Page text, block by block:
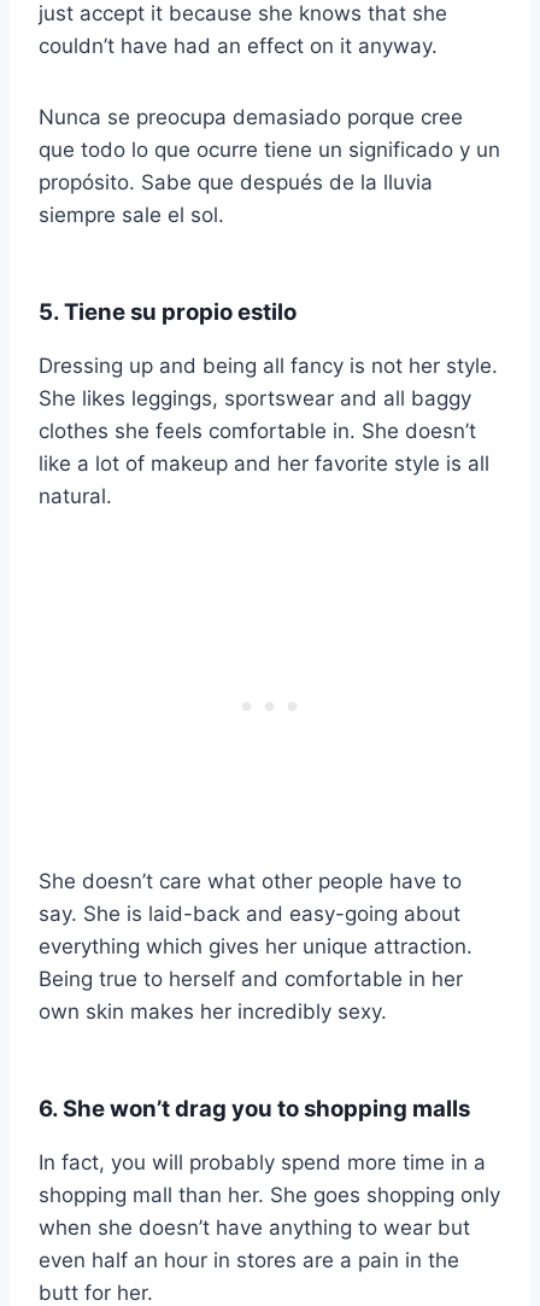
just accept it because she knows that she
couldn’t have had an effect on it anyway.
Nunca se preocupa demasiado porque cree
que todo lo que ocurre tiene un significado y un
propósito. Sabe que después de la lluvia
siempre sale el sol.
5. Tiene su propio estilo
Dressing up and being all fancy is not her style.
She likes leggings, sportswear and all baggy
clothes she feels comfortable in. She doesn’t
like a lot of makeup and her favorite style is all
natural.
She doesn’t care what other people have to
say. She is laid-back and easy-going about
everything which gives her unique attraction.
Being true to herself and comfortable in her
own skin makes her incredibly sexy.
6. She won’t drag you to shopping malls
In fact, you will probably spend more time in a
shopping mall than her. She goes shopping only
when she doesn’t have anything to wear but
even half an hour in stores are a pain in the
butt for her.